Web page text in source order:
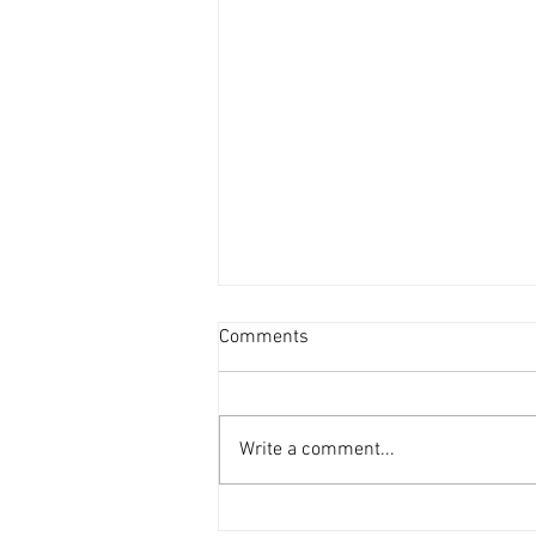
資產重估派Vs防守現金流派
價」新局。 隨着高息環境逐漸被
市場消化，機構資金與實力買家對
Comments
Write a comment...